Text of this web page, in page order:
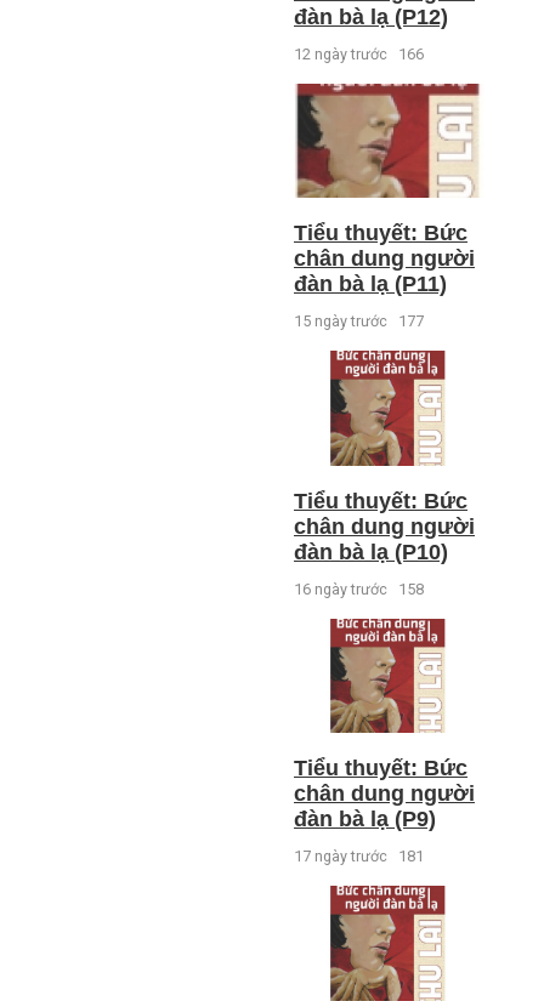
đàn bà lạ (P12)
12 ngày trước 166
Tiểu thuyết: Bức
chân dung người
đàn bà lạ (P11)
15 ngày trước 177
Tiểu thuyết: Bức
chân dung người
đàn bà lạ (P10)
16 ngày trước 158
Tiểu thuyết: Bức
chân dung người
đàn bà lạ (P9)
17 ngày trước 181